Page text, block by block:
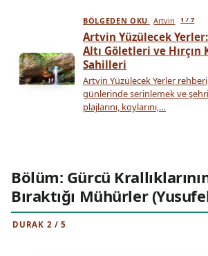
BÖLGEDEN OKU Artvin 1 / 7
Artvin Yüzülecek
Altı Göletleri ve Hırçın
Sahilleri
Artvin Yüzülecek Yerler
günlerinde serinlemek ve
plajlarını, koylarını,…
Bölüm: Gürcü
Bıraktığı Mühürler
DURAK 2 / 5